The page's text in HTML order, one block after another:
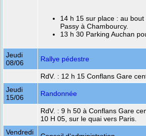
14 h 15 sur place : au bout
Passy à Chambourcy.
13 h 30 Parking Auchan
Jeudi
08/06
Rallye pédestre
RdV. : 12 h 15 Conflans Gare
Jeudi
15/06
Randonnée
RdV. : 9 h 50 à Conflans Gare
10 H 05, sur le quai vers Paris.
Vendredi